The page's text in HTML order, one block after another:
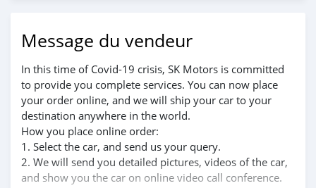
Message du vendeur
In this time of Covid-19 crisis, SK Motors is committed
to provide you complete services. You can now place
your order online, and we will ship your car to your
destination anywhere in the world.
How you place online order:
1. Select the car, and send us your query.
2. We will send you detailed pictures, videos of the car,
and show you the car on online video call conference.